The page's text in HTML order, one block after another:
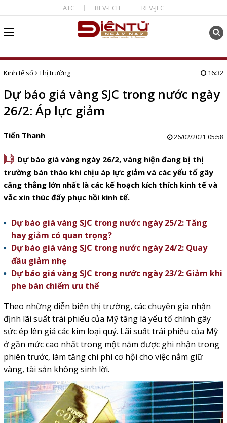
ATC REV-ECIT REV-JEC
Kinh tế số Thị trường 16:32
Dự báo giá vàng SJC trong nước ngày
26/2: Áp lực giảm
Tiến Thanh 26/02/2021 05:58
D Dự báo giá vàng ngày 26/2, vàng hiện đang bị thị
trường bán tháo khi chịu áp lực giảm và các yếu tố gây
căng thẳng lớn nhất là các kế hoạch kích thích kinh tế và
vắc xin thúc đẩy phục hồi kinh tế.
Dự báo giá vàng SJC trong nước ngày 25/2: Tăng
hay giảm có quan trọng?
Dự báo giá vàng SJC trong nước ngày 24/2: Quay
đầu giảm nhẹ
Dự báo giá vàng SJC trong nước ngày 23/2: Giảm khi
phe bán chiếm ưu thế
Theo những diễn biến thị trường, các chuyên gia nhận
định lãi suất trái phiếu của Mỹ tăng là yếu tố chính gây
sức ép lên giá các kim loại quý. Lãi suất trái phiếu của Mỹ
ở gần mức cao nhất trong một năm được ghi nhận trong
phiên trước, làm tăng chi phí cơ hội cho việc nắm giữ
vàng, tài sản không sinh lời.